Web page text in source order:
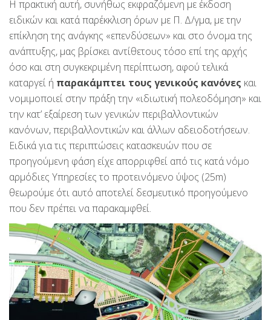
Η πρακτική αυτή, συνήθως εκφραζόμενη με έκδοση
ειδικών και κατά παρέκκλιση όρων με Π. Δ/γμα, με την
επίκληση της ανάγκης «επενδύσεων» και στο όνομα της
ανάπτυξης, μας βρίσκει αντίθετους τόσο επί της αρχής
όσο και στη συγκεκριμένη περίπτωση, αφού τελικά
καταργεί ή παρακάμπτει τους γενικούς κανόνες και
νομιμοποιεί στην πράξη την «ιδιωτική πολεοδόμηση» και
την κατ’ εξαίρεση των γενικών περιβαλλοντικών
κανόνων, περιβαλλοντικών και άλλων αδειοδοτήσεων.
Ειδικά για τις περιπτώσεις κατασκευών που σε
προηγούμενη φάση είχε απορριφθεί από τις κατά νόμο
αρμόδιες Υπηρεσίες το προτεινόμενο ύψος (25m)
θεωρούμε ότι αυτό αποτελεί δεσμευτικό προηγούμενο
που δεν πρέπει να παρακαμφθεί.